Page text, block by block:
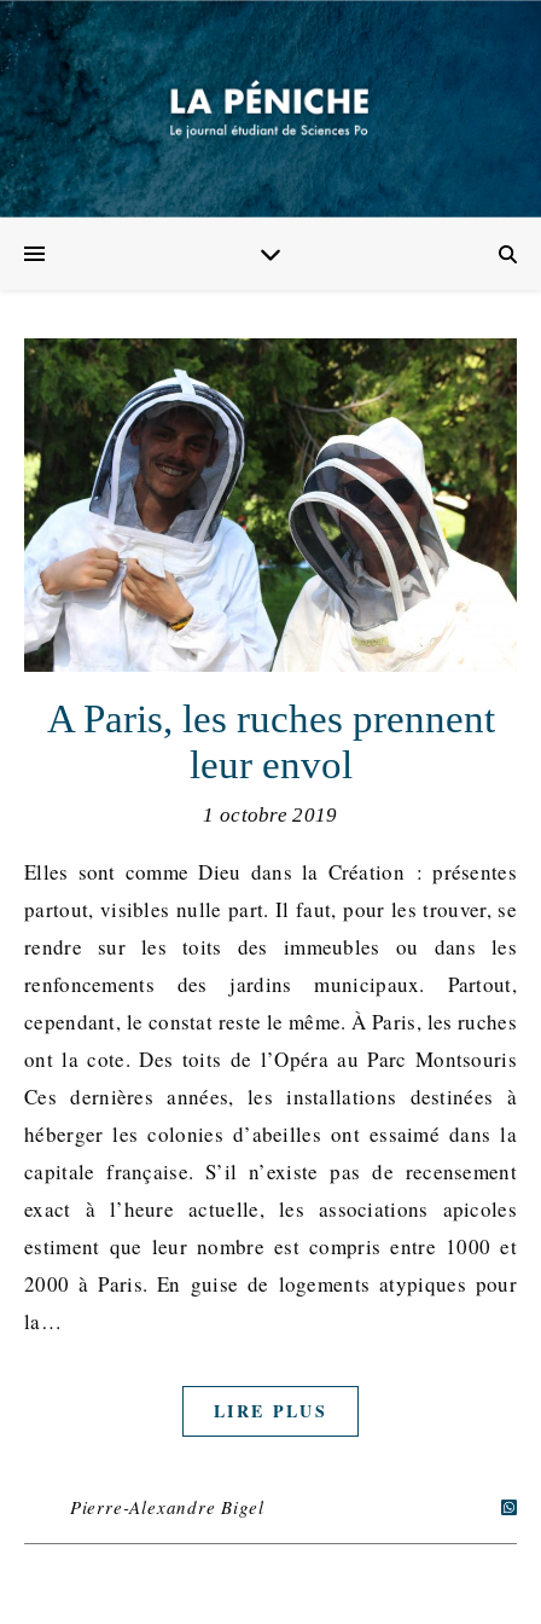
A Paris, les ruches prennent
leur envol
1 octobre 2019
Elles sont comme Dieu dans la Création : présentes
partout, visibles nulle part. Il faut, pour les trouver, se
rendre sur les toits des immeubles ou dans les
renfoncements des jardins municipaux. Partout,
cependant, le constat reste le même. À Paris, les ruches
ont la cote. Des toits de l’Opéra au Parc Montsouris
Ces dernières années, les installations destinées à
héberger les colonies d’abeilles ont essaimé dans la
capitale française. S’il n’existe pas de recensement
exact à l’heure actuelle, les associations apicoles
estiment que leur nombre est compris entre 1000 et
2000 à Paris. En guise de logements atypiques pour
la…
LIRE PLUS
Pierre-Alexandre Bigel